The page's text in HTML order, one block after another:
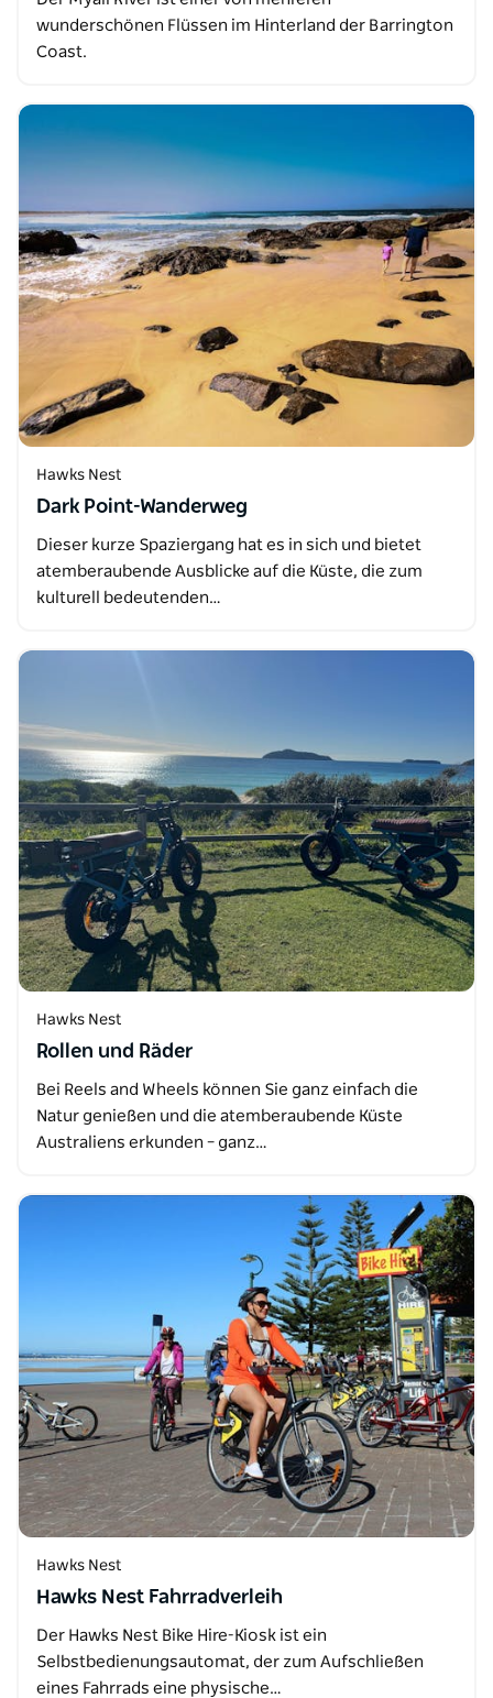
wunderschönen Flüssen im Hinterland der Barrington
Coast.
Hawks Nest
Dark Point-Wanderweg
Dieser kurze Spaziergang hat es in sich und bietet
atemberaubende Ausblicke auf die Küste, die zum
kulturell bedeutenden…
Hawks Nest
Rollen und Räder
Bei Reels and Wheels können Sie ganz einfach die
Natur genießen und die atemberaubende Küste
Australiens erkunden – ganz…
Hawks Nest
Hawks Nest Fahrradverleih
Der Hawks Nest Bike Hire-Kiosk ist ein
Selbstbedienungsautomat, der zum Aufschließen
eines Fahrrads eine physische…